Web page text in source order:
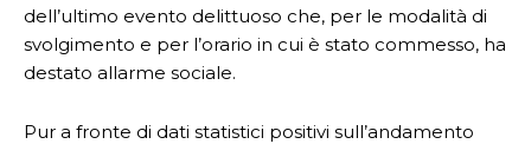
dell’ultimo evento delittuoso che, per le modalità di
svolgimento e per l’orario in cui è stato commesso, ha
destato allarme sociale.
Pur a fronte di dati statistici positivi sull’andamento